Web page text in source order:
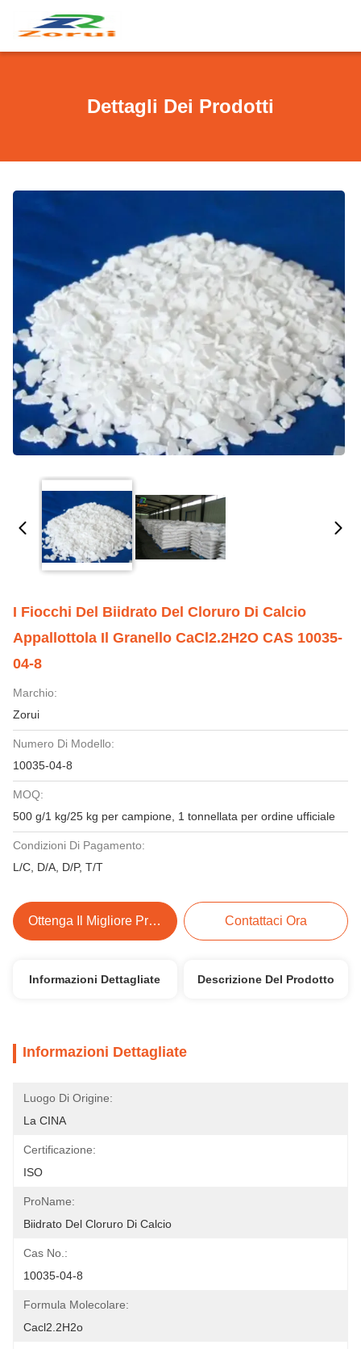
Dettagli Dei Prodotti
I Fiocchi Del Biidrato Del Cloruro Di Calcio
Appallottola Il Granello CaCl2.2H2O CAS 10035-
04-8
Marchio:
Zorui
Numero Di Modello:
10035-04-8
MOQ:
500 g/1 kg/25 kg per campione, 1 tonnellata per ordine ufficiale
Condizioni Di Pagamento:
L/C, D/A, D/P, T/T
Ottenga Il Migliore Prezzo Contattaci Ora
Informazioni Dettagliate Descrizione Del Prodotto
Informazioni Dettagliate
Luogo Di Origine:
La CINA
Certificazione:
ISO
ProName:
Biidrato Del Cloruro Di Calcio
Cas No.:
10035-04-8
Formula Molecolare:
Cacl2.2H2o